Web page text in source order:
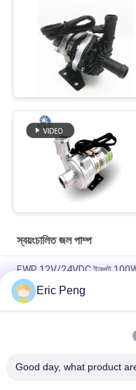
স্বয়ংচালিত জল পাম্প
EWP 12V/24VDC ইনপুট 100W
ইলেকট্রনিক যানবাহন হাইব্রিড বাস
কুলিংয়েন্ট পাম্প।
ইঞ্জিনিয়ারিং যানবাহন PHEV
Eric Peng
Good day, what product